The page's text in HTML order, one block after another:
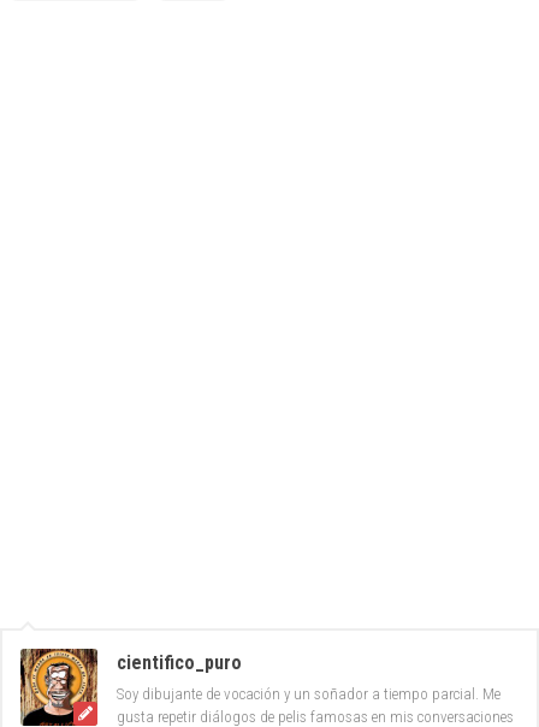
cientifico_puro
Soy dibujante de vocación y un soñador a tiempo parcial. Me
gusta repetir diálogos de pelis famosas en mis conversaciones